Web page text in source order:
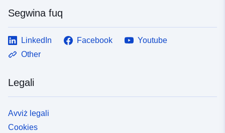
Segwina fuq
LinkedIn Facebook
Youtube
Other
Legali
Avviż legali
Cookies